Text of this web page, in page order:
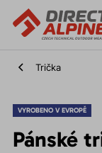
Trička
VYROBENO V EVROPĚ
Pánské